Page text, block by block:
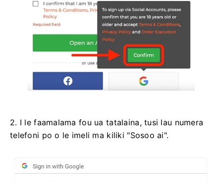
2. I le faamalama fou ua tatalaina, tusi lau numera
telefoni po o le imeli ma kiliki "Sosoo ai".